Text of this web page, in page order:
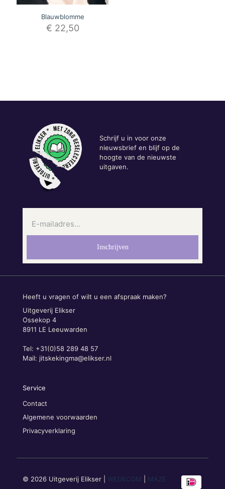
Blauwblomme
€ 22,50
Schrijf u in voor onze
nieuwsbrief en blijf op de
hoogte van de nieuwste
uitgaven.
Heeft u vragen of wilt u een afspraak maken?
Uitgeverij Elikser
Ossekop 4
8911 LE Leeuwarden
Tel: +31(0)58 289 48 57
Mail: jitskekingma@elikser.nl
Service
Contact
Algemene voorwaarden
Privacyverklaring
© 2026 Uitgeverij Elikser | WEDECOM MAZE